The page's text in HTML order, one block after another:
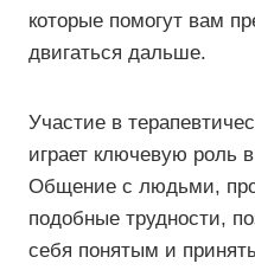
которые помогут вам
двигаться дальше.
Участие в
играет ключевую роль
Общение с людьми,
подобные трудности,
себя понятым и